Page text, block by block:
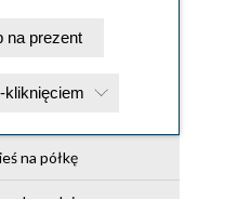
Kup na prezent
kliknięciem
na półkę